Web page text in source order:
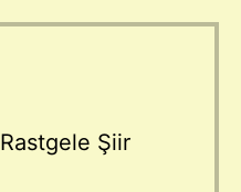
Rastgele Şiir